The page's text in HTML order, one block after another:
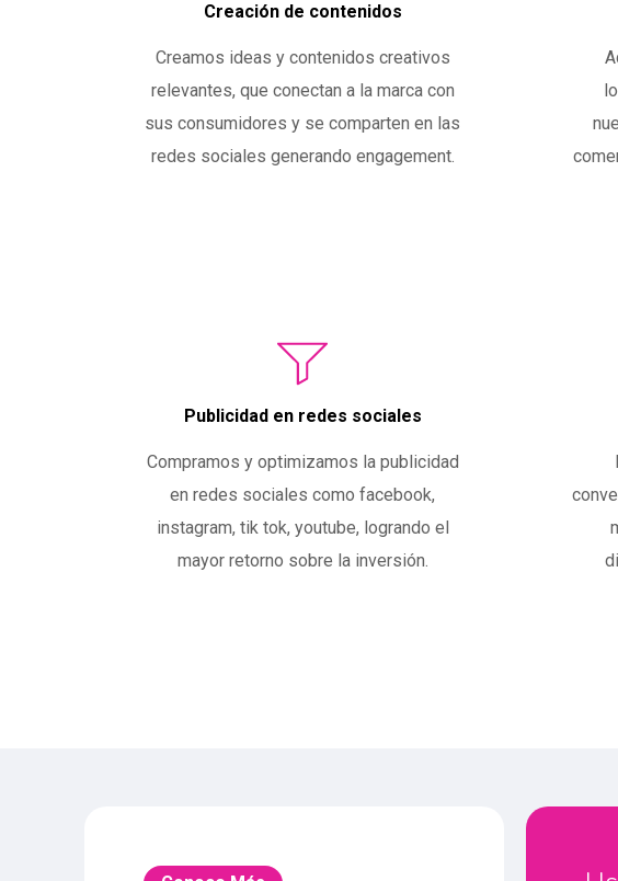
Creación de contenidos
Creamos ideas y contenidos creativos
relevantes, que conectan a la marca con
sus consumidores y se comparten en las
redes sociales generando engagement.
Publicidad en redes sociales
Compramos y optimizamos la publicidad
en redes sociales como facebook,
instagram, tik tok, youtube, logrando el
mayor retorno sobre la inversión.